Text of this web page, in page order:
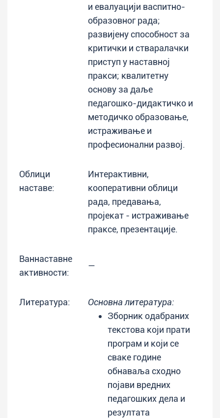
и евалуацији васпитно-
образовног рада;
развијену способност за
критички и стваралачки
приступ у наставној
пракси; квалитетну
основу за даље
педагошко-дидактичко и
методичко образовање,
истраживање и
професионални развој.
Облици
наставе:
Интерактивни,
кооперативни облици
рада, предавања,
пројекат - истраживање
праксе, презентације.
Ваннаставне
активности:
—
Литература:
Основна литература:
Зборник одабраних
текстова који прати
програм и који се
сваке године
обнаваља сходно
појави вредних
педагошких дела и
резултата